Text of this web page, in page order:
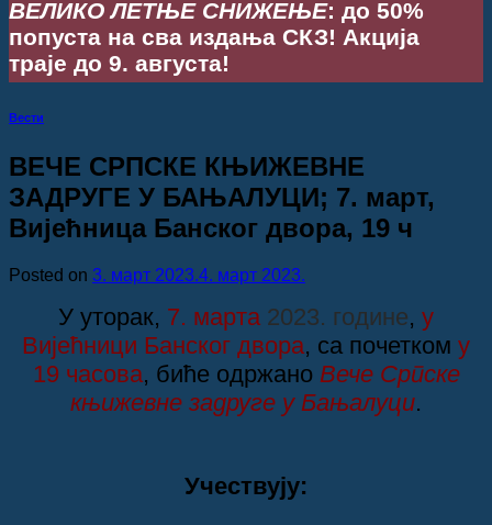
ВЕЛИКО ЛЕТЊЕ СНИЖЕЊЕ: до 50%
попуста на сва издања СКЗ! Акција
траје до 9. августа!
Вести
ВЕЧЕ СРПСКЕ КЊИЖЕВНЕ
ЗАДРУГЕ У БАЊАЛУЦИ; 7. март,
Вијећница Банског двора, 19 ч
Posted on 3. март 2023.4. март 2023.
У уторак, 7. марта 2023. године, у
Вијећници Банског двора, са почетком у
19 часова, биће одржано Вече Српске
књижевне задруге у Бањалуци.
Учествују: